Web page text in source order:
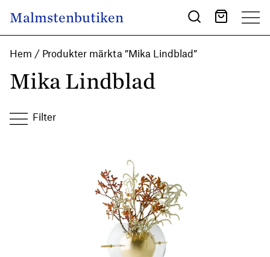
Main Navigation
Malmstenbutiken
Hem / Produkter märkta ”Mika Lindblad”
Mika Lindblad
Filter